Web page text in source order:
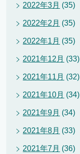
2022年3月 (35)
2022年2月 (35)
2022年1月 (35)
2021年12月 (33)
2021年11月 (32)
2021年10月 (34)
2021年9月 (34)
2021年8月 (33)
2021年7月 (36)